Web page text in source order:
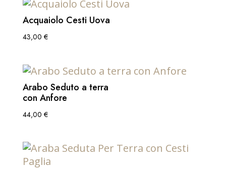
Acquaiolo Cesti Uova
43,00 €
Arabo Seduto a terra
con Anfore
44,00 €